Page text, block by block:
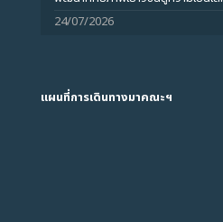
24/07/2026
แผนที่การเดินทางมาคณะฯ